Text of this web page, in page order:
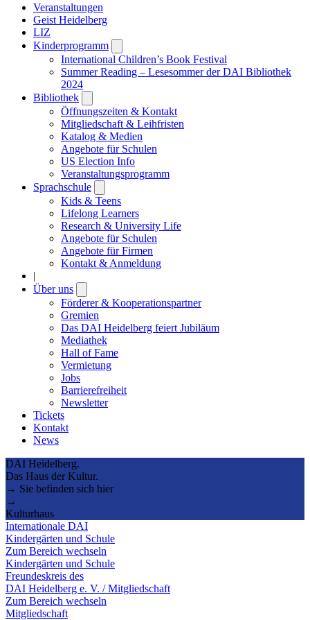
Veranstaltungen
Geist Heidelberg
LIZ
Kinderprogramm
submenu
International Children’s Book Festival
Summer Reading – Lesesommer der DAI Bibliothek
2024
Bibliothek
submenu
Öffnungszeiten & Kontakt
Mitgliedschaft & Leihfristen
Katalog & Medien
Angebote für Schulen
US Election Info
Veranstaltungsprogramm
Sprachschule
submenu
Kids & Teens
Lifelong Learners
Research & University Life
Angebote für Schulen
Angebote für Firmen
Kontakt & Anmeldung
|
Über uns
submenu
Förderer & Kooperationspartner
Gremien
Das DAI Heidelberg feiert Jubiläum
Mediathek
Hall of Fame
Vermietung
Jobs
Barrierefreiheit
Newsletter
Tickets
Kontakt
News
DAI Heidelberg.
Das Haus der Kultur.
→ Sie befinden sich hier
→
Kulturhaus
Internationale DAI
Kindergärten und Schule
Zum Bereich wechseln
Kindergärten und Schule
Freundeskreis des
DAI Heidelberg e. V. / Mitgliedschaft
Zum Bereich wechseln
Mitgliedschaft